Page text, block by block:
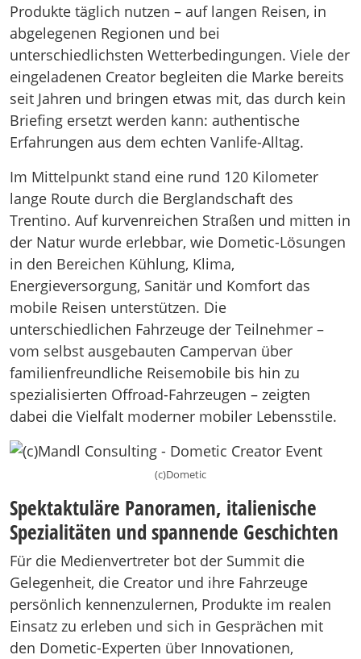
Produkte täglich nutzen – auf langen Reisen, in
abgelegenen Regionen und bei
unterschiedlichsten Wetterbedingungen. Viele der
eingeladenen Creator begleiten die Marke bereits
seit Jahren und bringen etwas mit, das durch kein
Briefing ersetzt werden kann: authentische
Erfahrungen aus dem echten Vanlife-Alltag.
Im Mittelpunkt stand eine rund 120 Kilometer
lange Route durch die Berglandschaft des
Trentino. Auf kurvenreichen Straßen und mitten in
der Natur wurde erlebbar, wie Dometic-Lösungen
in den Bereichen Kühlung, Klima,
Energieversorgung, Sanitär und Komfort das
mobile Reisen unterstützen. Die
unterschiedlichen Fahrzeuge der Teilnehmer –
vom selbst ausgebauten Campervan über
familienfreundliche Reisemobile bis hin zu
spezialisierten Offroad-Fahrzeugen – zeigten
dabei die Vielfalt moderner mobiler Lebensstile.
(c)Dometic
Spektaktuläre Panoramen, italienische
Spezialitäten und spannende Geschichten
Für die Medienvertreter bot der Summit die
Gelegenheit, die Creator und ihre Fahrzeuge
persönlich kennenzulernen, Produkte im realen
Einsatz zu erleben und sich in Gesprächen mit
den Dometic-Experten über Innovationen,